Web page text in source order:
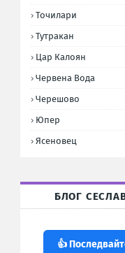
Точилари
Тутракан
Цар Калоян
Червена Вода
Черешово
Юпер
Ясеновец
БЛОГ СЕСЛАВ
👍